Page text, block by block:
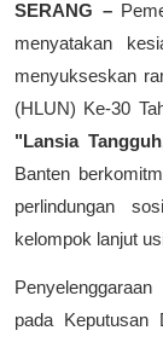
SERANG –
menyatakan
menyukseskan
(HLUN) Ke-30
"Lansia
Banten
perlindungan
kelompok lanjut
pada Keputusan